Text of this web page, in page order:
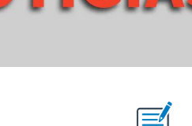
NOTIFICATIONS ABOUT NEW PAGES ON "".